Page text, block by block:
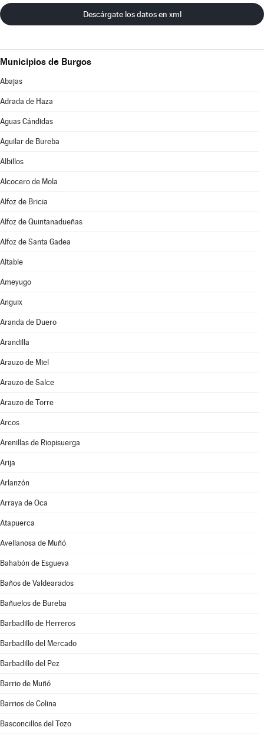
Descárgate los datos en xml
Municipios de Burgos
Abajas
Adrada de Haza
Aguas Cándidas
Aguilar de Bureba
Albillos
Alcocero de Mola
Alfoz de Bricia
Alfoz de Quintanadueñas
Alfoz de Santa Gadea
Altable
Ameyugo
Anguix
Aranda de Duero
Arandilla
Arauzo de Miel
Arauzo de Salce
Arauzo de Torre
Arcos
Arenillas de Riopisuerga
Arija
Arlanzón
Arraya de Oca
Atapuerca
Avellanosa de Muñó
Bahabón de Esgueva
Baños de Valdearados
Bañuelos de Bureba
Barbadillo de Herreros
Barbadillo del Mercado
Barbadillo del Pez
Barrio de Muñó
Barrios de Colina
Basconcillos del Tozo